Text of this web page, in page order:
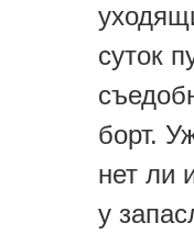
суток
борт.
нет ли
у